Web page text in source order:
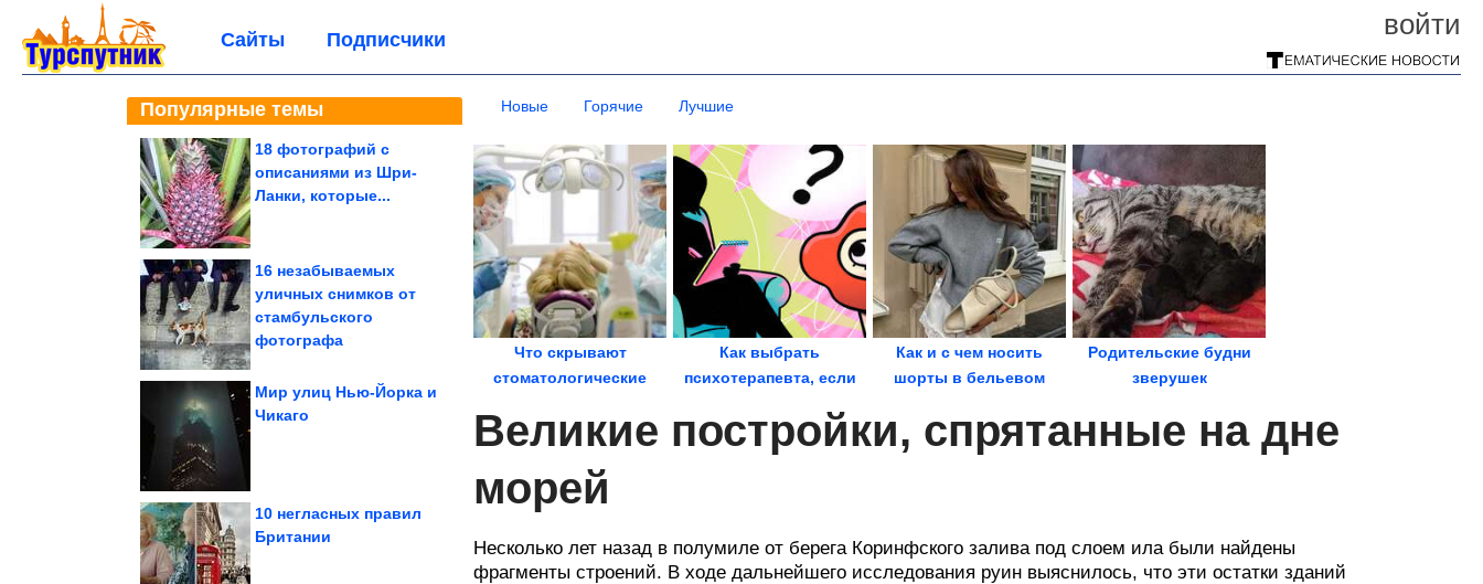
войти
Сайты Подписчики
Популярные темы
18 фотографий с
описаниями из Шри-
Ланки, которые...
16 незабываемых
уличных снимков от
стамбульского
фотографа
Мир улиц Нью-Йорка и
Чикаго
10 негласных правил
Британии
Новые Горячие Лучшие
Что скрывают
стоматологические
имплантат...
Как выбрать
психотерапевта, если
впервые
Как и с чем носить
шорты в бельевом
Родительские будни
зверушек
Великие постройки, спрятанные на дне
морей
Несколько лет назад в полумиле от берега Коринфского залива под слоем ила были найдены
фрагменты строений. В ходе дальнейшего исследования руин выяснилось, что эти остатки зданий